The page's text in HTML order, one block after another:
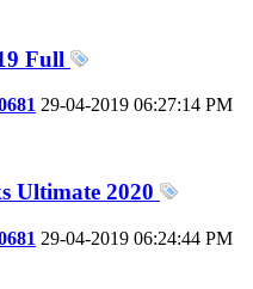
Full
29-04-2019 06:27:14 PM
Ultimate 2020
29-04-2019 06:24:44 PM